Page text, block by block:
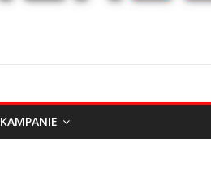
KAMPANIE